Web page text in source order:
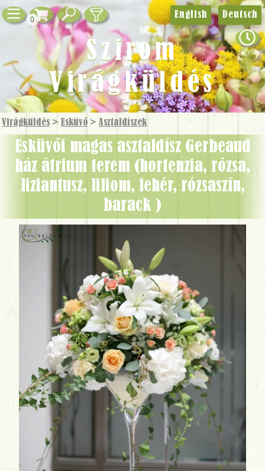
0
Virágküldés > Esküvő >Asztaldíszek
Esküvői magas asztaldísz Gerbeaud
ház átrium terem (hortenzia, rózsa,
liziantusz, liliom, fehér, rózsaszín,
barack )
English Deutsch
Szirom
Virágküldés